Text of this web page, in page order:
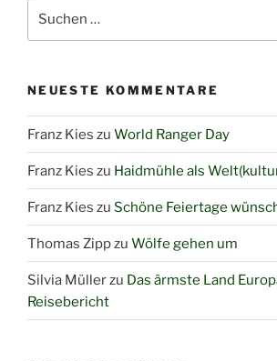
nach:
NEUESTE KOMMENTARE
Franz Kies zu World Ranger Day
Franz Kies zu Haidmühle als
Franz Kies zu Schöne Feiertage
Thomas Zippzu Wölfe gehen um
Silvia Müllerzu Das ärmste Land
Reisebericht